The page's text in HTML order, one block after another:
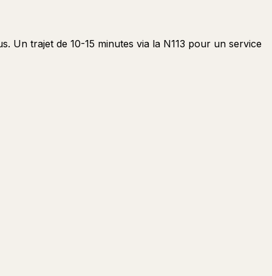
Un trajet de 10-15 minutes via la N113 pour un service